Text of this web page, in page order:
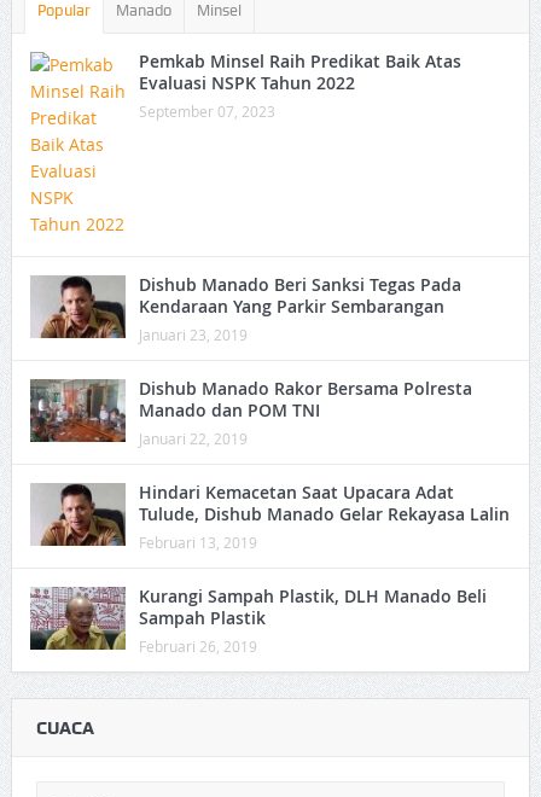
Popular Manado Minsel
Pemkab Minsel Raih Predikat Baik Atas
Evaluasi NSPK Tahun 2022
September 07, 2023
Dishub Manado Beri Sanksi Tegas Pada
Kendaraan Yang Parkir Sembarangan
Januari 23, 2019
Dishub Manado Rakor Bersama Polresta
Manado dan POM TNI
Januari 22, 2019
Hindari Kemacetan Saat Upacara Adat
Tulude, Dishub Manado Gelar Rekayasa Lalin
Februari 13, 2019
Kurangi Sampah Plastik, DLH Manado Beli
Sampah Plastik
Februari 26, 2019
CUACA